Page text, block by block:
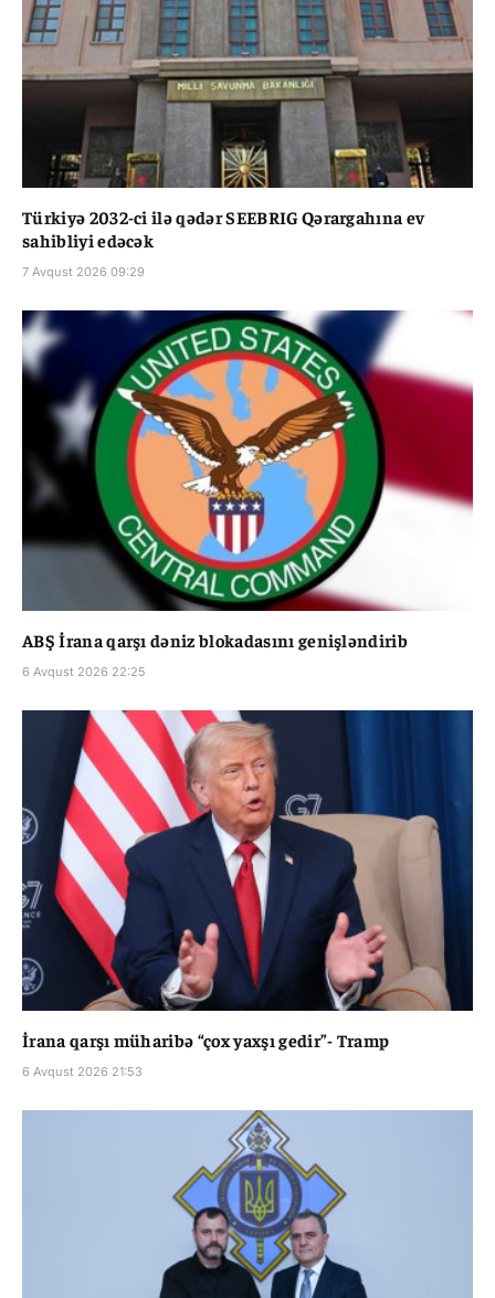
Türkiyə 2032-ci ilə qədər SEEBRIG Qərargahına ev
sahibliyi edəcək
7 Avqust 2026 09:29
ABŞ İrana qarşı dəniz blokadasını genişləndirib
6 Avqust 2026 22:25
İrana qarşı müharibə “çox yaxşı gedir”- Tramp
6 Avqust 2026 21:53